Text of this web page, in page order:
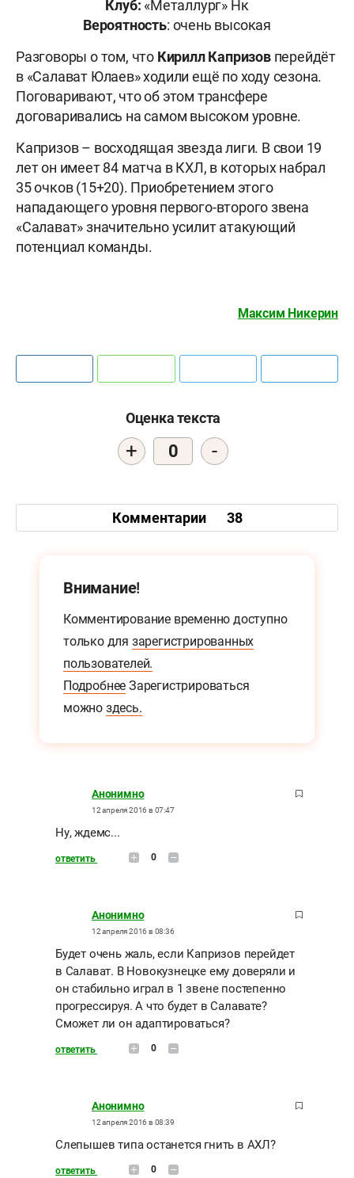
Клуб: «Металлург» Нк
Вероятность: очень высокая
Разговоры о том, что Кирилл Капризовперейдёт
в «Салават Юлаев» ходили ещё по ходу сезона.
Поговаривают, что об этом трансфере
договаривались на самом высоком уровне.
Капризов – восходящая звезда лиги. В свои 19
лет он имеет 84 матча в КХЛ, в которых набрал
35 очков (15+20). Приобретением этого
нападающего уровня первого-второго звена
«Салават» значительно усилит атакующий
потенциал команды.
Максим Никерин
Оценка текста
+ 0 -
Комментарии 38
Внимание!
Комментирование временно доступно
только для зарегистрированных
пользователей.
Подробнее Зарегистрироваться
можно здесь.
Анонимно
12 апреля 2016 в 07:47
Ну, ждемс...
ответить 0
Анонимно
12 апреля 2016 в 08:36
Будет очень жаль, если Капризов перейдет
в Салават. В Новокузнецке ему доверяли и
он стабильно играл в 1 звене постепенно
прогрессируя. А что будет в Салавате?
Сможет ли он адаптироваться?
ответить 0
Анонимно
12 апреля 2016 в 08:39
Слепышев типа останется гнить в АХЛ?
ответить 0